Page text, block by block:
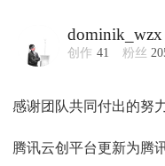
dominik_wzx
创作 41 粉丝
感谢团队共同付出的努
腾讯云创平台更新为腾